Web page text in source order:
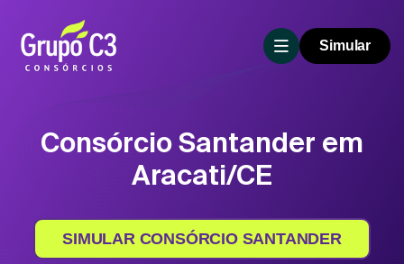
Simular
Consórcio Santander em
Aracati/CE
SIMULAR CONSÓRCIO SANTANDER